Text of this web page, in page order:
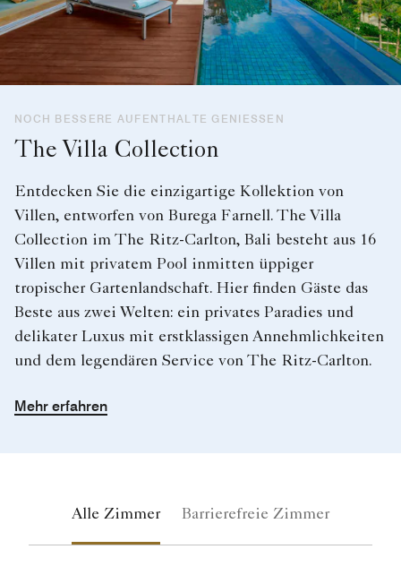
NOCH BESSERE AUFENTHALTE GENIESSEN
The Villa Collection
Entdecken Sie die einzigartige Kollektion von
Villen, entworfen von Burega Farnell. The Villa
Collection im The Ritz-Carlton, Bali besteht aus 16
Villen mit privatem Pool inmitten üppiger
tropischer Gartenlandschaft. Hier finden Gäste das
Beste aus zwei Welten: ein privates Paradies und
delikater Luxus mit erstklassigen Annehmlichkeiten
und dem legendären Service von The Ritz-Carlton.
Mehr erfahren
Alle Zimmer Barrierefreie Zimmer